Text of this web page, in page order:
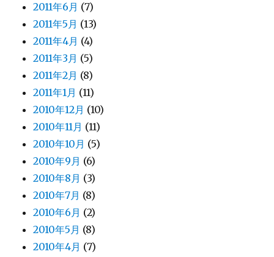
2011年6月 (7)
2011年5月 (13)
2011年4月 (4)
2011年3月 (5)
2011年2月 (8)
2011年1月 (11)
2010年12月 (10)
2010年11月 (11)
2010年10月 (5)
2010年9月 (6)
2010年8月 (3)
2010年7月 (8)
2010年6月 (2)
2010年5月 (8)
2010年4月 (7)